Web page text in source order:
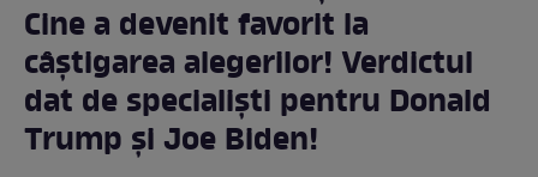
Cine a devenit favorit la
câștigarea alegerilor! Verdictul
dat de specialiști pentru Donald
Trump și Joe Biden!